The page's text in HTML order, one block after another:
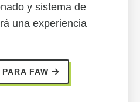
y sistema de
una experiencia
FAW